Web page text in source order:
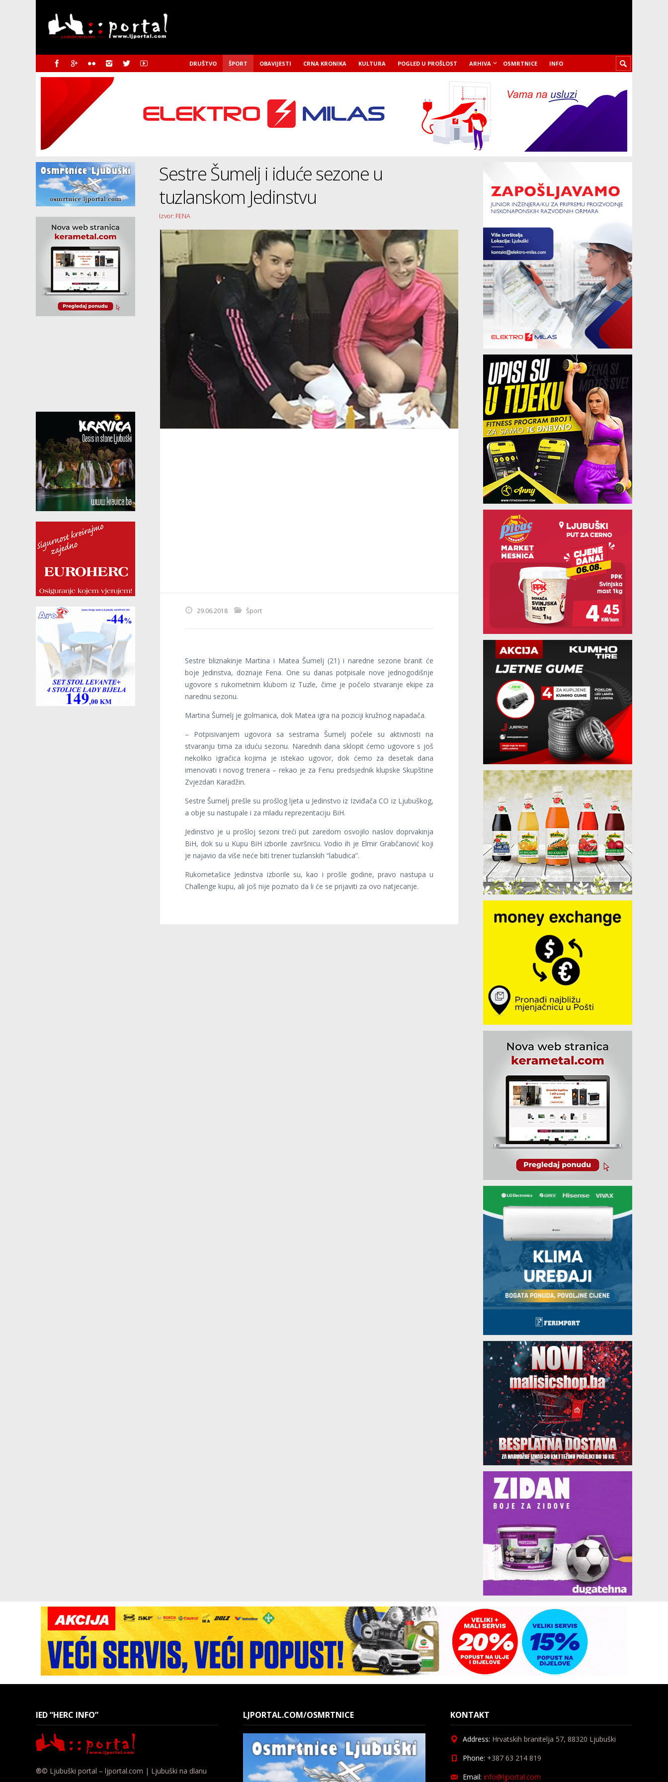
DRUŠTVO ŠPORT OBAVIJESTI CRNA KRONIKA KULTURA POGLED U PROŠLOST ARHIVA OSMRTNICE INFO
Sestre Šumelj i iduće sezone u
tuzlanskom Jedinstvu
Izvor: FENA
29.06.2018 Šport
Sestre bliznakinje Martina i Matea Šumelj (21) i naredne sezone branit će
boje Jedinstva, doznaje Fena. One su danas potpisale nove jednogodišnje
ugovore s rukometnim klubom iz Tuzle, čime je počelo stvaranje ekipe za
narednu sezonu.
Martina Šumelj je golmanica, dok Matea igra na poziciji kružnog napadača.
– Potpisivanjem ugovora sa sestrama Šumelj počele su aktivnosti na
stvaranju tima za iduću sezonu. Narednih dana sklopit ćemo ugovore s još
nekoliko igračica kojima je istekao ugovor, dok ćemo za desetak dana
imenovati i novog trenera – rekao je za Fenu predsjednik klupske Skupštine
Zvjezdan Karadžin.
Sestre Šumelj prešle su prošlog ljeta u Jedinstvo iz Izviđača CO iz Ljubuškog,
a obje su nastupale i za mladu reprezentaciju BiH.
Jedinstvo je u prošloj sezoni treći put zaredom osvojilo naslov doprvakinja
BiH, dok su u Kupu BiH izborile završnicu. Vodio ih je Elmir Grabčanović koji
je najavio da više neće biti trener tuzlanskih “labudica”.
Rukometašice Jedinstva izborile su, kao i prošle godine, pravo nastupa u
Challenge kupu, ali još nije poznato da li će se prijaviti za ovo natjecanje.
IED “HERC INFO”
®© Ljubuški portal – ljportal.com | Ljubuški na dlanu
LJPORTAL.COM/OSMRTNICE KONTAKT
Address: Hrvatskih branitelja 57, 88320 Ljubuški
Phone: +387 63 214 819
Email: info@ljportal.com